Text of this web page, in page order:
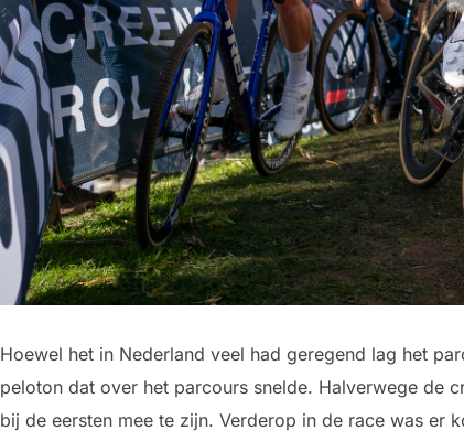
Hoewel het in Nederland veel had geregend lag het
peloton dat over het parcours snelde. Halverwege de
bij de eersten mee te zijn. Verderop in de race was er